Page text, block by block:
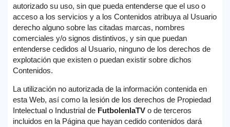
autorizado su uso, sin que pueda entenderse que el uso o
acceso a los servicios y a los Contenidos atribuya al Usuario
derecho alguno sobre las citadas marcas, nombres
comerciales y/o signos distintivos, y sin que puedan
entenderse cedidos al Usuario, ninguno de los derechos de
explotación que existen o puedan existir sobre dichos
Contenidos.
La utilización no autorizada de la información contenida en
esta Web, así como la lesión de los derechos de Propiedad
Intelectual o Industrial de FutbolenlaTV o de terceros
incluidos en la Página que hayan cedido contenidos dará